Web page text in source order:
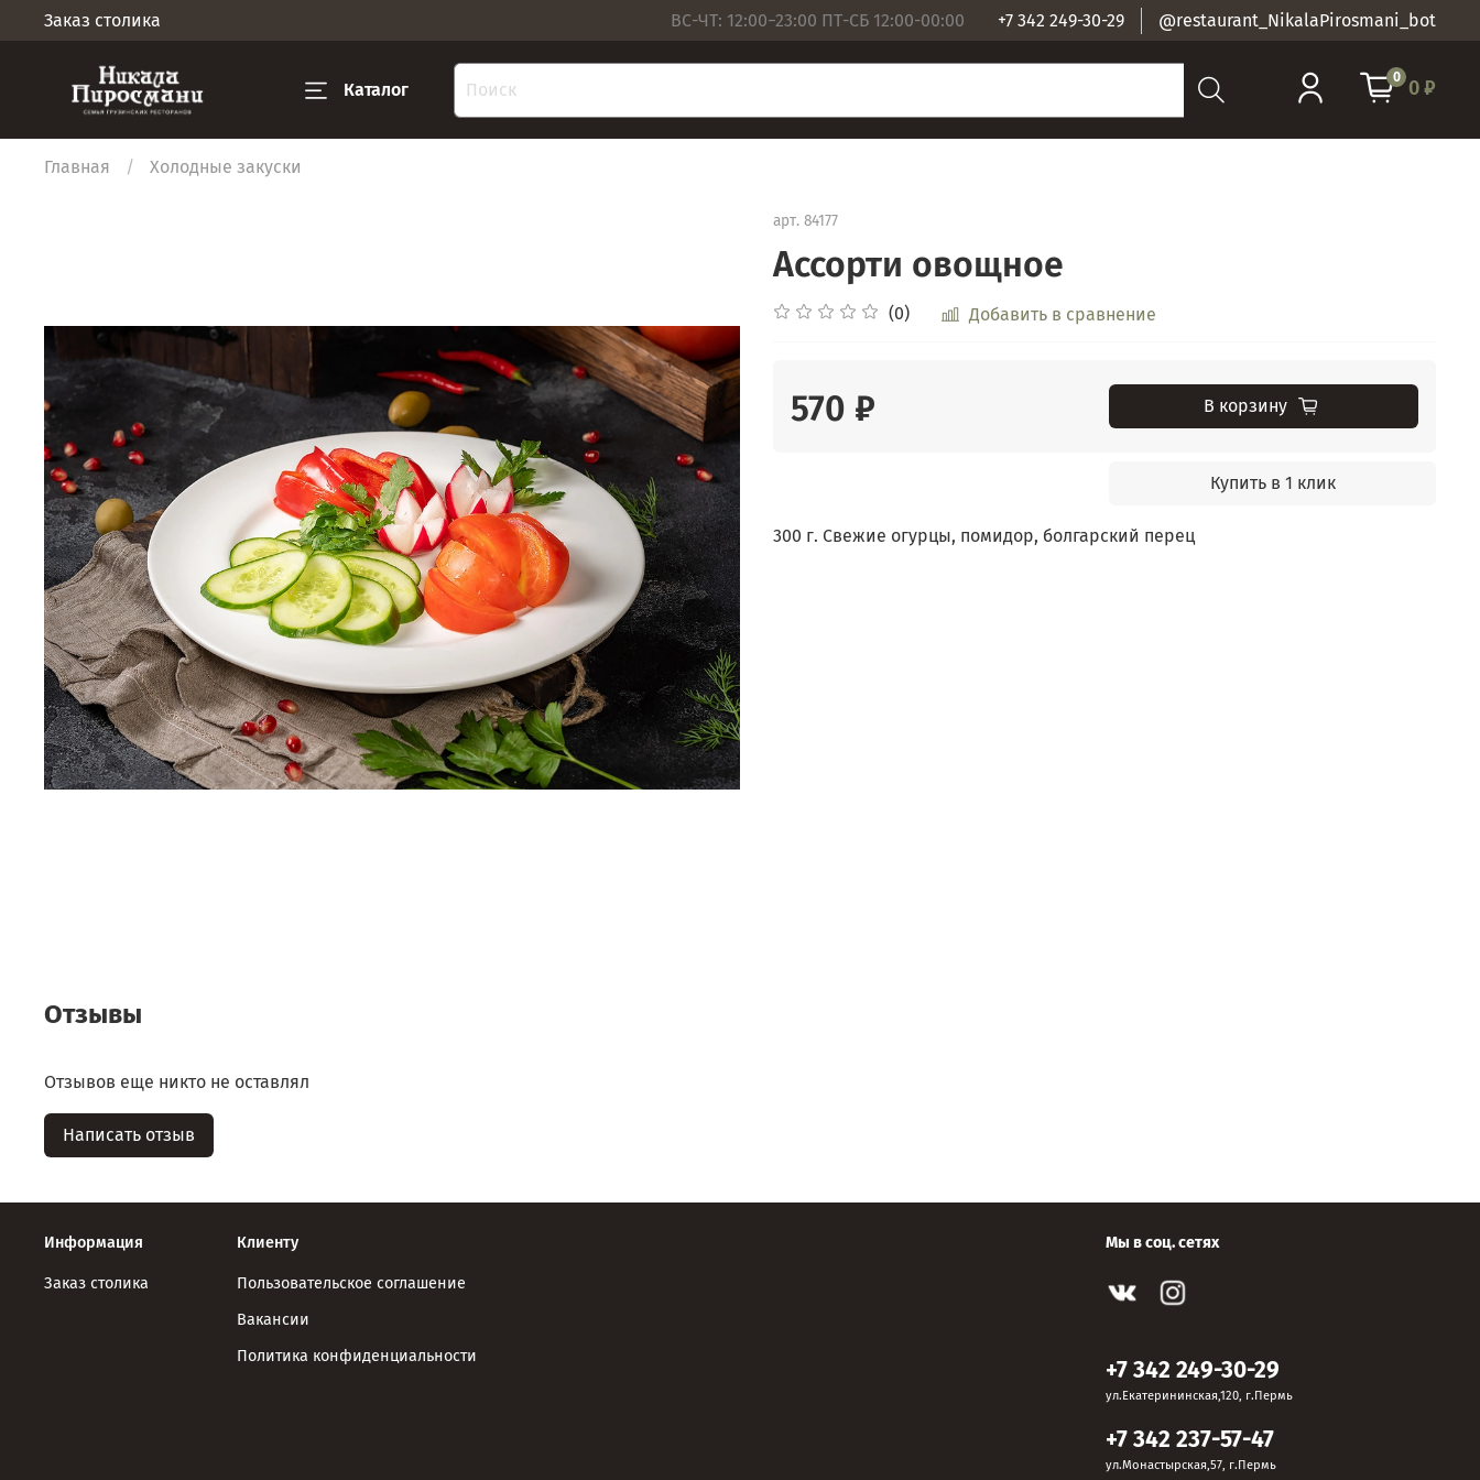
Заказ столика ВС-ЧТ: 12:00−23:00 ПТ-СБ 12:00-00:00 +7 342 249-30-29 @restaurant_NikalaPirosmani_bot
Каталог
0 0 ₽
Главная Холодные закуски
арт. 84177
Ассорти овощное
(0) Добавить в сравнение
570 ₽ В корзину
Купить в 1 клик
300 г. Свежие огурцы, помидор, болгарский перец
Отзывы
Отзывов еще никто не оставлял
Написать отзыв
Информация
Заказ столика
Клиенту
Пользовательское соглашение
Вакансии
Политика конфиденциальности
Мы в соц. сетях
+7 342 249-30-29
ул.Екатерининская,120, г.Пермь
+7 342 237-57-47
ул.Монастырская,57, г.Пермь